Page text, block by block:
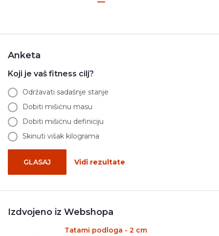
Anketa
Koji je vaš fitness cilj?
Održavati sadašnje stanje
Dobiti mišićnu masu
Dobiti mišićnu definiciju
Skinuti višak kilograma
GLASAJ Vidi rezultate
Izdvojeno iz Webshopa
Tatami podloga - 2 cm